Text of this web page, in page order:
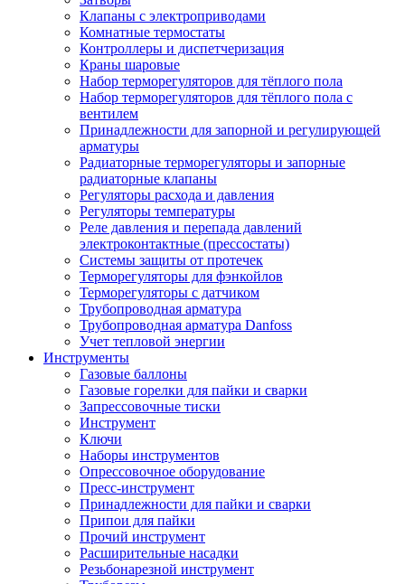
Клапаны с электроприводами
Комнатные термостаты
Контроллеры и диспетчеризация
Краны шаровые
Набор терморегуляторов для тёплого пола
Набор терморегуляторов для тёплого пола с
вентилем
Принадлежности для запорной и регулирующей
арматуры
Радиаторные терморегуляторы и запорные
радиаторные клапаны
Регуляторы расхода и давления
Регуляторы температуры
Реле давления и перепада давлений
электроконтактные (прессостаты)
Системы защиты от протечек
Терморегуляторы для фэнкойлов
Терморегуляторы с датчиком
Трубопроводная арматура
Трубопроводная арматура Danfoss
Учет тепловой энергии
Инструменты
Газовые баллоны
Газовые горелки для пайки и сварки
Запрессовочные тиски
Инструмент
Ключи
Наборы инструментов
Опрессовочное оборудование
Пресс-инструмент
Принадлежности для пайки и сварки
Припои для пайки
Прочий инструмент
Расширительные насадки
Резьбонарезной инструмент